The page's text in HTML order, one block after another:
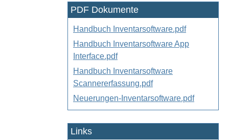
PDF Dokumente
Handbuch Inventarsoftware.pdf
Handbuch Inventarsoftware App
Interface.pdf
Handbuch Inventarsoftware
Scannererfassung.pdf
Neuerungen-Inventarsoftware.pdf
Links